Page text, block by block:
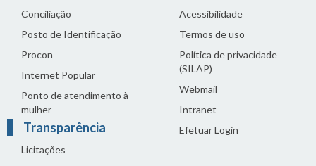
Conciliação
Posto de Identificação
Procon
Internet Popular
Ponto de atendimento à
mulher
Transparência
Licitações
Acessibilidade
Termos de uso
Política de privacidade
(SILAP)
Webmail
Intranet
Efetuar Login